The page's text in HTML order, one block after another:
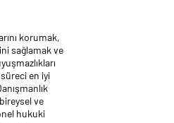
korumak,
sağlamak ve
en iyi
ve
hukuki